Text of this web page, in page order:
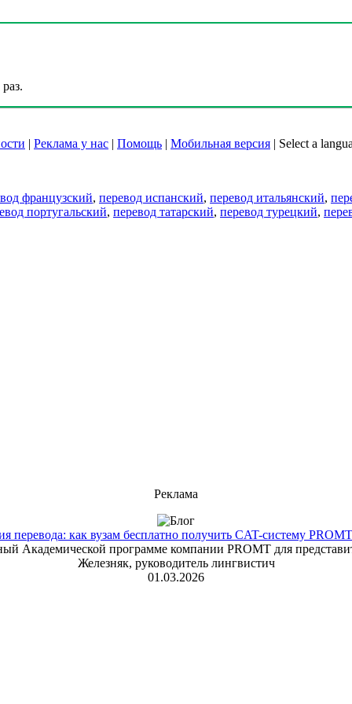
| Реклама у нас | Помощь | Мобильная версия | Select a
французский, перевод испанский, перевод итальянский,
португальский, перевод татарский, перевод турецкий,
Реклама
перевода: как вузам бесплатно получить CAT-систему
Академической программе компании PROMT для
Железняк, руководитель лингвистич
01.03.2026